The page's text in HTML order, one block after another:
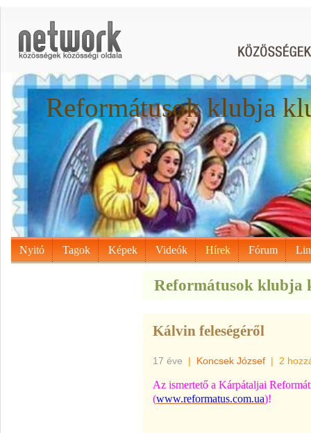
Reformátusok klubja
Nyitó Tagok Képek Videók Hírek Fórum
Reformátusok klubja
Kálvin feleségéről
17 éve | Koncsek József | 2
Az ismertető a Kárpátaljai
(www.reformatus.com.ua)!